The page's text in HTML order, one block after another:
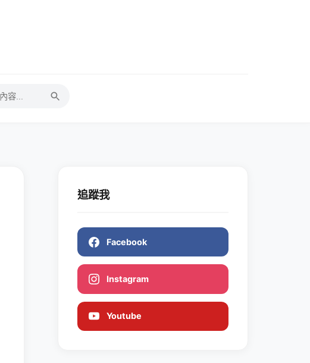
追蹤我
Facebook
Instagram
Youtube